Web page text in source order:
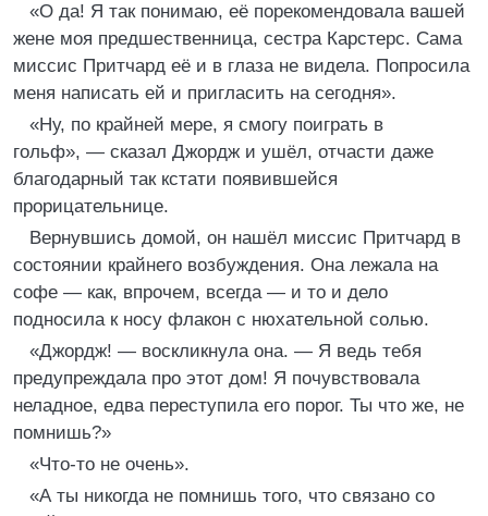
«О да! Я так понимаю, её порекомендовала вашей
жене моя предшественница, сестра Карстерс. Сама
миссис Притчард её и в глаза не видела. Попросила
меня написать ей и пригласить на сегодня».
«Ну, по крайней мере, я смогу поиграть в
гольф», — сказал Джордж и ушёл, отчасти даже
благодарный так кстати появившейся
прорицательнице.
Вернувшись домой, он нашёл миссис Притчард в
состоянии крайнего возбуждения. Она лежала на
софе — как, впрочем, всегда — и то и дело
подносила к носу флакон с нюхательной солью.
«Джордж! — воскликнула она. — Я ведь тебя
предупреждала про этот дом! Я почувствовала
неладное, едва переступила его порог. Ты что же, не
помнишь?»
«Что-то не очень».
«А ты никогда не помнишь того, что связано со